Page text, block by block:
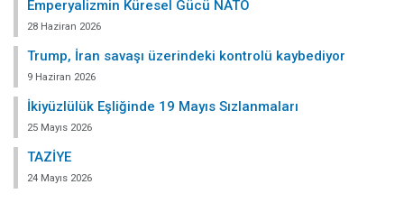
Emperyalizmin Küresel Gücü NATO
28 Haziran 2026
Trump, İran savaşı üzerindeki kontrolü kaybediyor
9 Haziran 2026
İkiyüzlülük Eşliğinde 19 Mayıs Sızlanmaları
25 Mayıs 2026
TAZİYE
24 Mayıs 2026